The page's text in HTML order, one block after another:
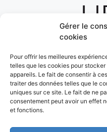
Gérer le
cookies
Pour offrir les meilleures
telles que les cookies pour
appareils. Le fait de consentir à
traiter des données telles que le
uniques sur ce site. Le fait de ne
consentement peut avoir un effet
et fonctions.